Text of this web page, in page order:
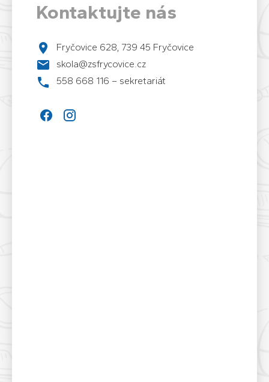
Kontaktujte nás
Fryčovice 628, 739 45 Fryčovice
skola@zsfrycovice.cz
558 668 116 – sekretariát